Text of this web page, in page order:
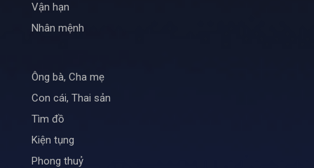
Vận hạn
Nhân mệnh
Ông bà, Cha mẹ
Con cái, Thai sản
Tìm đồ
Kiện tụng
Phong thuỷ